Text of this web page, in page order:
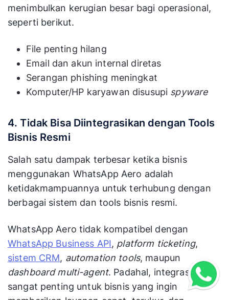
menimbulkan kerugian besar bagi operasional,
seperti berikut.
File penting hilang
Email dan akun internal diretas
Serangan phishing meningkat
Komputer/HP karyawan disusupi spyware
4. Tidak Bisa Diintegrasikan dengan Tools
Bisnis Resmi
Salah satu dampak terbesar ketika bisnis
menggunakan WhatsApp Aero adalah
ketidakmampuannya untuk terhubung dengan
berbagai sistem dan tools bisnis resmi.
WhatsApp Aero tidak kompatibel dengan
WhatsApp Business API, platform ticketing,
sistem CRM, automation tools, maupun
dashboard multi-agent. Padahal, integrasi ini
sangat penting untuk bisnis yang ingin